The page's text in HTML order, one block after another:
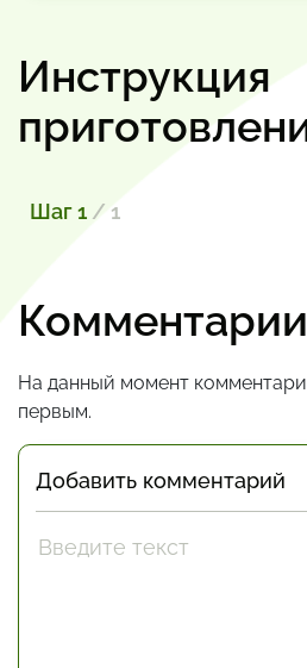
Инструкция
Шаг 1 / 1
Комментарии
На данный момент
первым.
Добавить комментарий